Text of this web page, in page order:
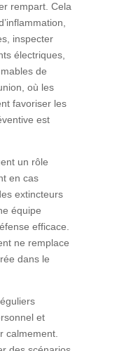
rempart. Cela
inspecter
électriques,
de
où les
favoriser les
est
un rôle
en cas
extincteurs
équipe
efficace.
ne remplace
dans le
et
calmement.